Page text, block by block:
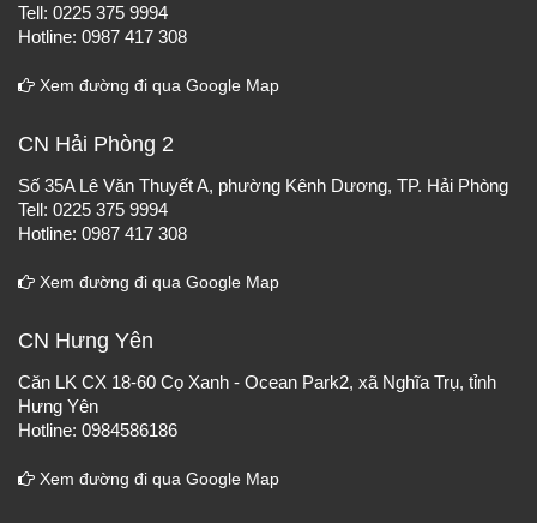
Tell: 0225 375 9994
Hotline: 0987 417 308
Xem đường đi qua Google Map
CN Hải Phòng 2
Số 35A Lê Văn Thuyết A, phường Kênh Dương, TP. Hải Phòng
Tell: 0225 375 9994
Hotline: 0987 417 308
Xem đường đi qua Google Map
CN Hưng Yên
Căn LK CX 18-60 Cọ Xanh - Ocean Park2, xã Nghĩa Trụ, tỉnh
Hưng Yên
Hotline: 0984586186
Xem đường đi qua Google Map